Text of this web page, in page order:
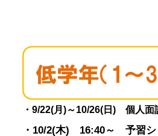
・9/22(月)～10/26(日) 個人面
・10/2(木) 16:40～ 予習シ